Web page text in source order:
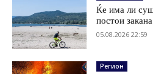
Ќе има ли
постои
05.08.2026 22:59
Регион